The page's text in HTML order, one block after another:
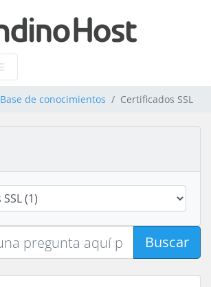
Base de conocimientos Certificados SSL
Buscar